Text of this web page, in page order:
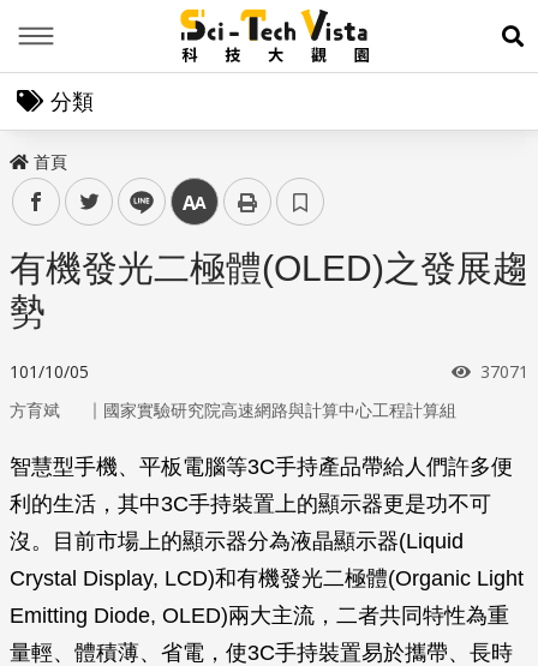
展
分類
首頁
facebooktwitter line 中
有機發光二極體(OLED)之發展趨
勢
101/10/05 瀏覽次
37071
方育斌 ｜ 國家實驗研究院高速網路與計算中心工程計算組
智慧型手機、平板電腦等3C手持產品帶給人們許多便
利的生活，其中3C手持裝置上的顯示器更是功不可
沒。目前市場上的顯示器分為液晶顯示器(Liquid
Crystal Display, LCD)和有機發光二極體(Organic Light
Emitting Diode, OLED)兩大主流，二者共同特性為重
量輕、體積薄、省電，使3C手持裝置易於攜帶、長時